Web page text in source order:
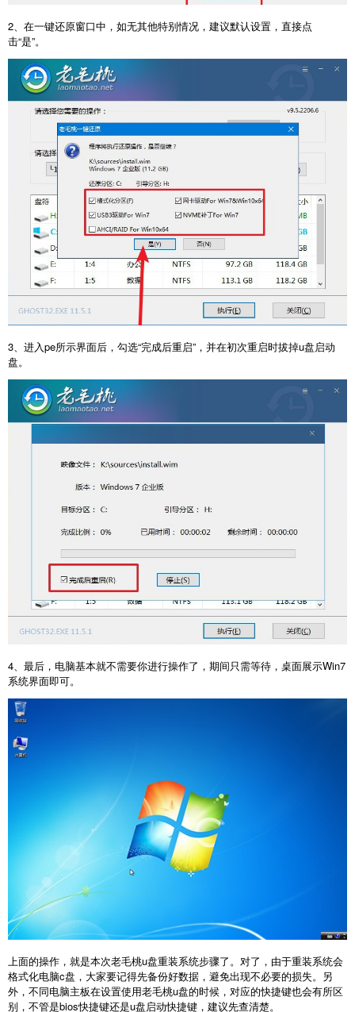
2、在一键还原窗口中，如无其他特别情况，建议默认设置，直接点
击“是”。
3、进入pe所示界面后，勾选“完成后重启”，并在初次重启时拔掉u盘启动
盘。
4、最后，电脑基本就不需要你进行操作了，期间只需等待，桌面展示Win7
系统界面即可。
上面的操作，就是本次老毛桃u盘重装系统步骤了。对了，由于重装系统会
格式化电脑c盘，大家要记得先备份好数据，避免出现不必要的损失。另
外，不同电脑主板在设置使用老毛桃u盘的时候，对应的快捷键也会有所区
别，不管是bios快捷键还是u盘启动快捷键，建议先查清楚。